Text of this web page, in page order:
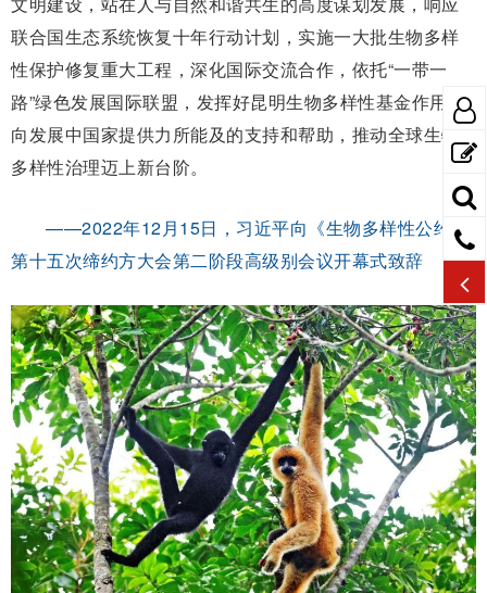
联合国生态系统恢复十年行动计划，实施一大批生物多样
性保护修复重大工程，深化国际交流合作，依托“一带一
路”绿色发展国际联盟，发挥好昆明生物多样性基金作用，
向发展中国家提供力所能及的支持和帮助，推动全球生物
多样性治理迈上新台阶。
——2022年12月15日，习近平向《生物多样性公约》
第十五次缔约方大会第二阶段高级别会议开幕式致辞